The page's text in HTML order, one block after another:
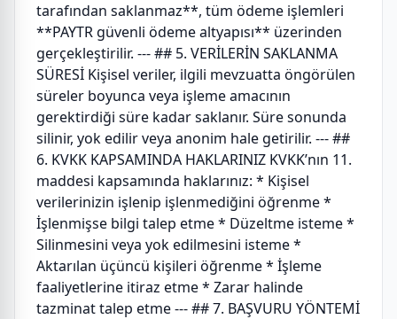
tarafından saklanmaz**, tüm ödeme işlemleri
**PAYTR güvenli ödeme altyapısı** üzerinden
gerçekleştirilir. --- ## 5. VERİLERİN SAKLANMA
SÜRESİ Kişisel veriler, ilgili mevzuatta öngörülen
süreler boyunca veya işleme amacının
gerektirdiği süre kadar saklanır. Süre sonunda
silinir, yok edilir veya anonim hale getirilir. --- ##
6. KVKK KAPSAMINDA HAKLARINIZ KVKK’nın 11.
maddesi kapsamında haklarınız: * Kişisel
verilerinizin işlenip işlenmediğini öğrenme *
İşlenmişse bilgi talep etme * Düzeltme isteme *
Silinmesini veya yok edilmesini isteme *
Aktarılan üçüncü kişileri öğrenme * İşleme
faaliyetlerine itiraz etme * Zarar halinde
tazminat talep etme --- ## 7. BAŞVURU YÖNTEMİ